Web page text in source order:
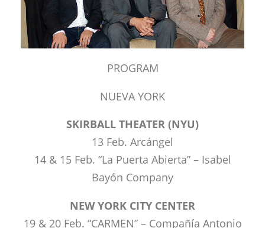
PROGRAM
NUEVA YORK
SKIRBALL THEATER (NYU)
13 Feb. Arcángel
14 & 15 Feb. “La Puerta Abierta” – Isabel
Bayón Company
NEW YORK CITY CENTER
19 & 20 Feb. “CARMEN” – Compañía Antonio